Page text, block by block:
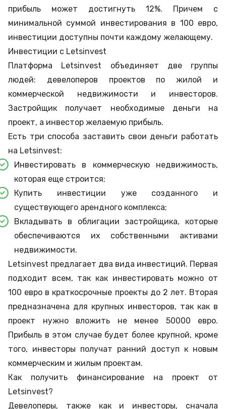
прибыль может достигнуть 12%. Причем с
минимальной суммой инвестирования в 100 евро,
инвестиции доступны почти каждому желающему.
Инвестиции с Letsinvest
Платформа Letsinvest объединяет две группы
людей: девелоперов проектов по жилой и
коммерческой недвижимости и инвесторов.
Застройщик получает необходимые деньги на
проект, а инвестор желаемую прибыль.
Есть три способа заставить свои деньги работать
на Letsinvest:
Инвестировать в коммерческую недвижимость,
которая еще строится;
Купить инвестиции уже созданного и
существующего арендного комплекса;
Вкладывать в облигации застройщика, которые
обеспечиваются их собственными активами
недвижимости.
Letsinvest предлагает два вида инвестиций. Первая
подходит всем, так как инвестировать можно от
100 евро в краткосрочные проекты до 2 лет. Вторая
предназначена для крупных инвесторов, так как в
проект нужно вложить не менее 50000 евро.
Прибыль в этом случае будет более крупной, кроме
того, инвесторы получат ранний доступ к новым
коммерческим и жилым проектам.
Как получить финансирование на проект от
Letsinvest?
Девелоперы, также как и инвесторы, сначала